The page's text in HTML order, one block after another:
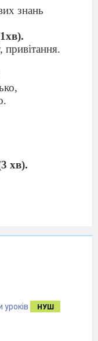
знань
привітання.
хв).
учнів
уроків НУШ